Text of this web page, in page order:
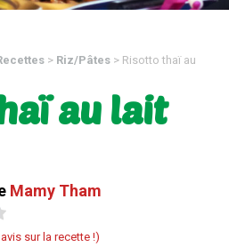
> Riz/Pâtes> Risotto thaï au
au lait
Mamy Tham
sur la recette !)